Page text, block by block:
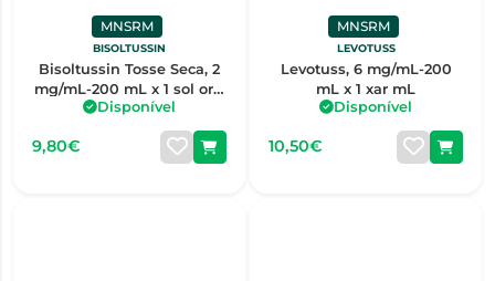
MNSRM
BISOLTUSSIN
Bisoltussin Tosse Seca, 2
mg/mL-200 mL x 1 sol oral
mL
Disponível
9,80€
MNSRM
LEVOTUSS
Levotuss, 6 mg/mL-200
mL x 1 xar mL
Disponível
10,50€